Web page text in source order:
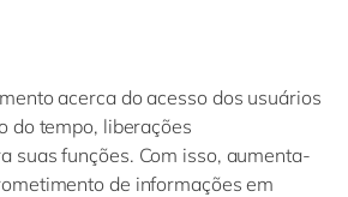
acerca do acesso dos usuários
do tempo, liberações
suas funções. Com isso, aumenta-
de informações em